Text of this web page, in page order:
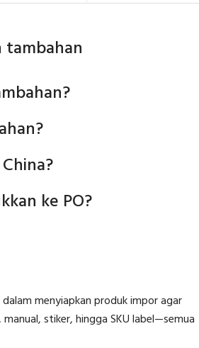
tambahan
ke PO?
menyiapkan produk impor agar
stiker, hingga SKU label—semua